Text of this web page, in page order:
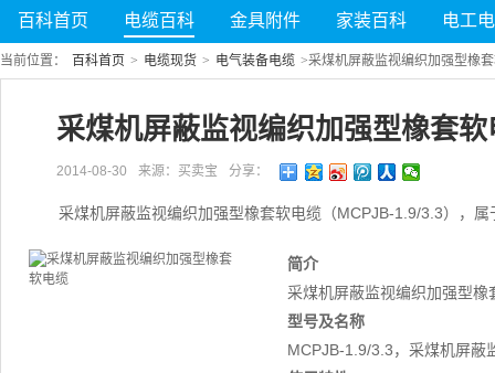
百科首页 电缆百科 金具附件 家装百科 电工
当前位置： 百科首页 > 电缆现货 > 电气装备电缆 >采煤机屏蔽监视编织加强型橡
采煤机屏蔽监视编织加强型橡套软
2014-08-30 来源：买卖宝 分享：
采煤机屏蔽监视编织加强型橡套软电缆（MCPJB-1.9/3.3），
简介
采煤机屏蔽监视编织加强型
型号及名称
MCPJB-1.9/3.3，采煤机屏蔽